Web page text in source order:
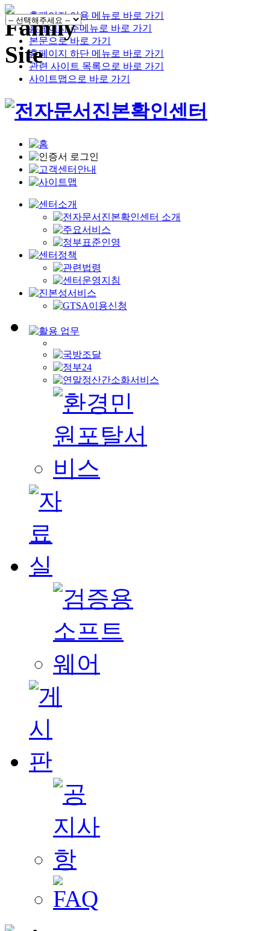
홈페이지 이용 메뉴로 바로 가기
홈페이지 주메뉴로 바로 가기
본문으로 바로 가기
홈페이지 하단 메뉴로 바로 가기
관련 사이트 목록으로 바로 가기
사이트맵으로 바로 가기